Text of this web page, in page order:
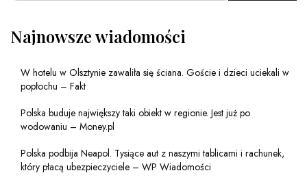
Najnowsze wiadomości
W hotelu w Olsztynie zawaliła się ściana. Goście i dzieci uciekali w
popłochu – Fakt
Polska buduje największy taki obiekt w regionie. Jest już po
wodowaniu – Money.pl
Polska podbija Neapol. Tysiące aut z naszymi tablicami i rachunek,
który płacą ubezpieczyciele – WP Wiadomości